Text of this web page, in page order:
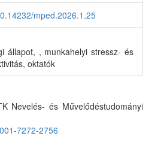
mped.2026.1.25
állapot, , munkahelyi stressz- és
oktatók
Nevelés- és Művelődéstudományi
7272-2756